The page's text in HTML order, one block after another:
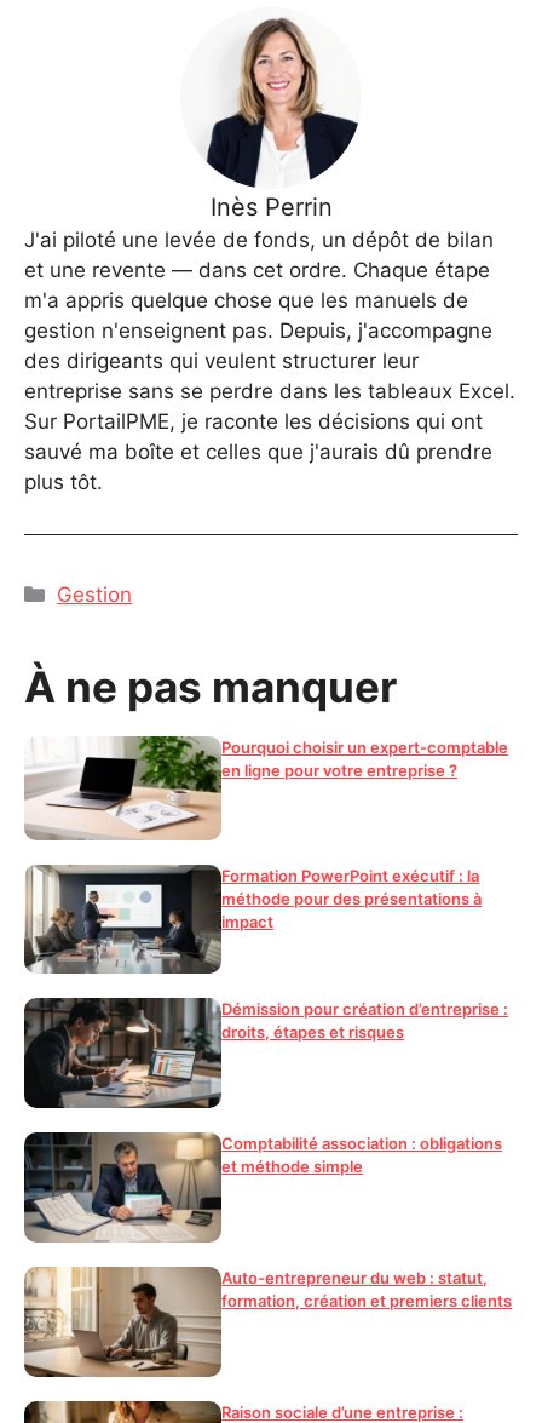
Inès Perrin
J'ai piloté une levée de fonds, un dépôt de bilan
et une revente — dans cet ordre. Chaque étape
m'a appris quelque chose que les manuels de
gestion n'enseignent pas. Depuis, j'accompagne
des dirigeants qui veulent structurer leur
entreprise sans se perdre dans les tableaux Excel.
Sur PortailPME, je raconte les décisions qui ont
sauvé ma boîte et celles que j'aurais dû prendre
plus tôt.
Catégories
Gestion
À ne pas manquer
Pourquoi choisir un expert-comptable
en ligne pour votre entreprise ?
Formation PowerPoint exécutif : la
méthode pour des présentations à
impact
Démission pour création d’entreprise :
droits, étapes et risques
Comptabilité association : obligations
et méthode simple
Auto-entrepreneur du web : statut,
formation, création et premiers clients
Raison sociale d’une entreprise :